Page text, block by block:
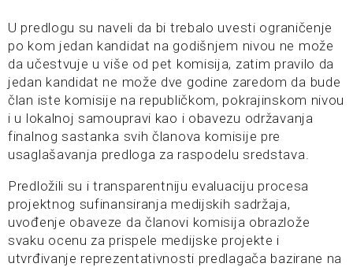
U predlogu su naveli da bi trebalo uvesti ograničenje
po kom jedan kandidat na godišnjem nivou ne može
da učestvuje u više od pet komisija, zatim pravilo da
jedan kandidat ne može dve godine zaredom da bude
član iste komisije na republičkom, pokrajinskom nivou
i u lokalnoj samoupravi kao i obavezu održavanja
finalnog sastanka svih članova komisije pre
usaglašavanja predloga za raspodelu sredstava.
Predložili su i transparentniju evaluaciju procesa
projektnog sufinansiranja medijskih sadržaja,
uvođenje obaveze da članovi komisija obrazlože
svaku ocenu za prispele medijske projekte i
utvrđivanje reprezentativnosti predlagača bazirane na